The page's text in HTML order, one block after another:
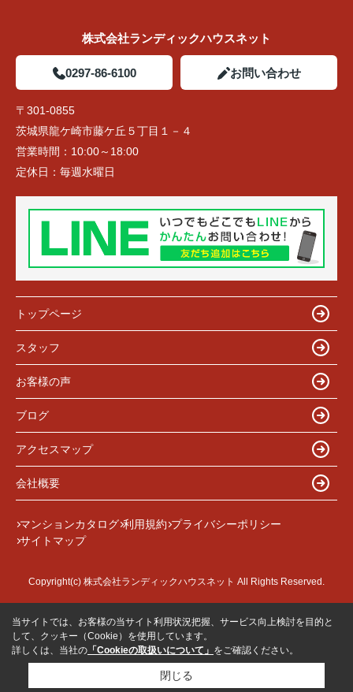
株式会社ランディックハウスネット
0297-86-6100 お問い合わせ
〒301-0855
茨城県龍ケ崎市藤ケ丘５丁目１－４
営業時間： 10:00～18:00
定休日： 毎週水曜日
トップページ
スタッフ
お客様の声
ブログ
アクセスマップ
会社概要
マンションカタログ 利用規約 プライバシーポリシー
サイトマップ
Copyright(c) 株式会社ランディックハウスネット All Rights Reserved.
当サイトでは、お客様の当サイト利用状況把握、サービス向上検討を目的と
して、クッキー（Cookie）を使用しています。
詳しくは、当社の 「Cookieの取扱いについて」 をご確認ください。
閉じる